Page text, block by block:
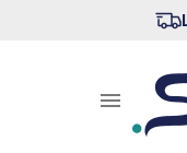
